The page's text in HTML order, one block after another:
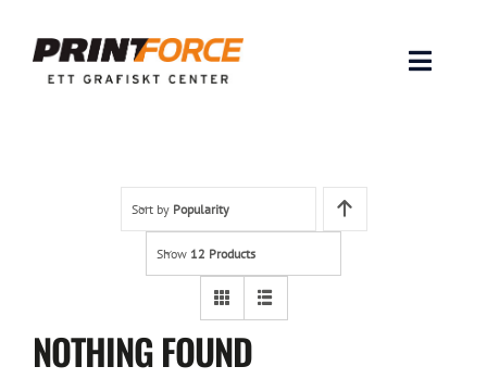
content
Toggle
INSPIRATIONSort by Popularity
Show 12 Products
NOTHING FOUND